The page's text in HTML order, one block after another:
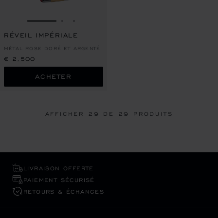
ALLER À LA DIAPOSITIVE 1
RÉVEIL IMPÉRIALE
MÉTAL ROSE DORÉ ET ARGENTÉ
€ 2,500
ACHETER
AFFICHER 29 DE 29 PRODUITS
LIVRAISON OFFERTE
PAIEMENT SÉCURISÉ
RETOURS & ÉCHANGES